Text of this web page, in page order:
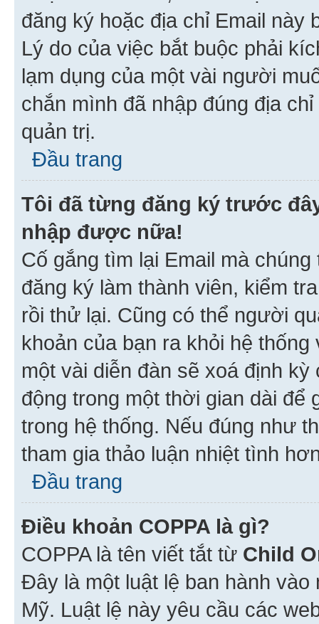
đăng ký hoặc địa chỉ Email này
Lý do của việc bắt buộc phải
lạm dụng của một vài người
chắn mình đã nhập đúng địa
quản trị.
Đầu trang
Tôi đã từng đăng ký trước
nhập được nữa!
Cố gắng tìm lại Email mà
đăng ký làm thành viên, kiểm
rồi thử lại. Cũng có thể người
khoản của bạn ra khỏi hệ
một vài diễn đàn sẽ xoá định
động trong một thời gian dài
trong hệ thống. Nếu đúng như
tham gia thảo luận nhiệt tình
Đầu trang
Điều khoản COPPA là gì?
COPPA là tên viết tắt từ Child
Đây là một luật lệ ban hành
Mỹ. Luật lệ này yêu cầu các